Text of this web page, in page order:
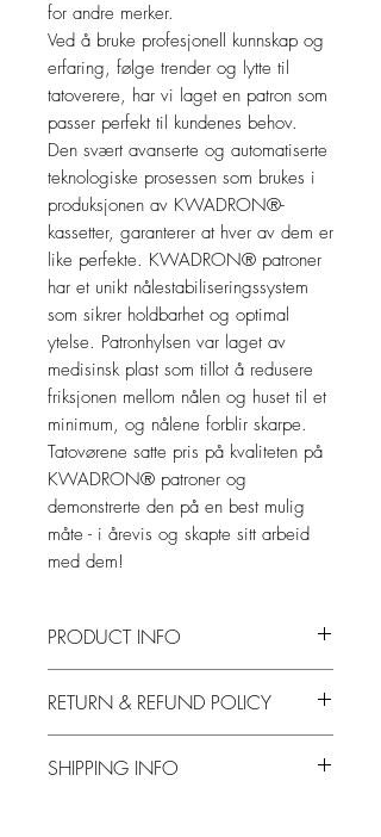
for andre merker.
Ved å bruke profesjonell kunnskap og
erfaring, følge trender og lytte til
tatoverere, har vi laget en patron som
passer perfekt til kundenes behov.
Den svært avanserte og automatiserte
teknologiske prosessen som brukes i
produksjonen av KWADRON®-
kassetter, garanterer at hver av dem er
like perfekte. KWADRON® patroner
har et unikt nålestabiliseringssystem
som sikrer holdbarhet og optimal
ytelse. Patronhylsen var laget av
medisinsk plast som tillot å redusere
friksjonen mellom nålen og huset til et
minimum, og nålene forblir skarpe.
Tatovørene satte pris på kvaliteten på
KWADRON® patroner og
demonstrerte den på en best mulig
måte - i årevis og skapte sitt arbeid
med dem!
PRODUCT INFO
opprettelsen av KWADRON®-patroner,
var ønsket om å lage et produkt som har
høyest brukervennlighet, og fremfor alt
den høyeste kvaliteten som ikke kan nås
RETURN & REFUND POLICY
great place to let your customers know
SHIPPING INFO